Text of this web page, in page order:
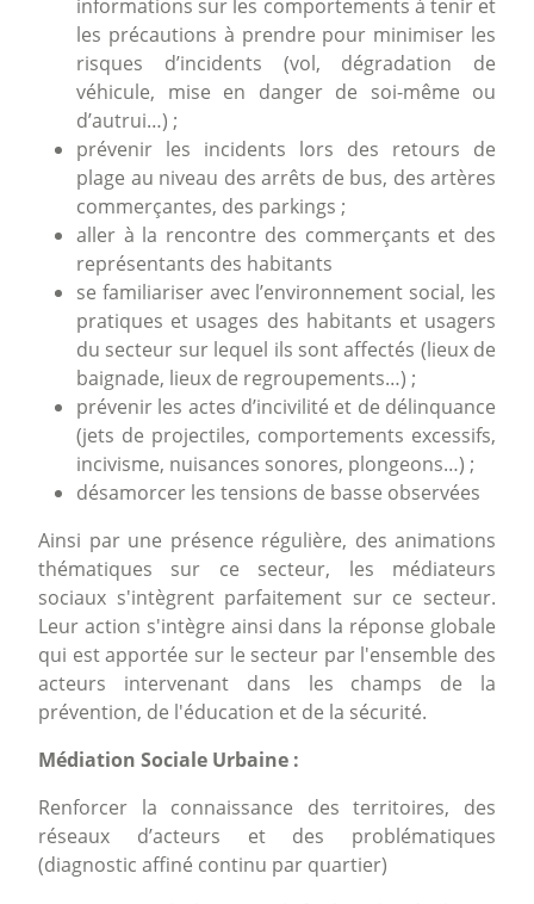
informations sur les comportements à tenir et
les précautions à prendre pour minimiser les
risques d’incidents (vol, dégradation de
véhicule, mise en danger de soi-même ou
d’autrui…) ;
prévenir les incidents lors des retours de
plage au niveau des arrêts de bus, des artères
commerçantes, des parkings ;
aller à la rencontre des commerçants et des
représentants des habitants
se familiariser avec l’environnement social, les
pratiques et usages des habitants et usagers
du secteur sur lequel ils sont affectés (lieux de
baignade, lieux de regroupements…) ;
prévenir les actes d’incivilité et de délinquance
(jets de projectiles, comportements excessifs,
incivisme, nuisances sonores, plongeons…) ;
désamorcer les tensions de basse observées
Ainsi par une présence régulière, des animations
thématiques sur ce secteur, les médiateurs
sociaux s'intègrent parfaitement sur ce secteur.
Leur action s'intègre ainsi dans la réponse globale
qui est apportée sur le secteur par l'ensemble des
acteurs intervenant dans les champs de la
prévention, de l'éducation et de la sécurité.
Médiation Sociale Urbaine :
Renforcer la connaissance des territoires, des
réseaux d’acteurs et des problématiques
(diagnostic affiné continu par quartier)